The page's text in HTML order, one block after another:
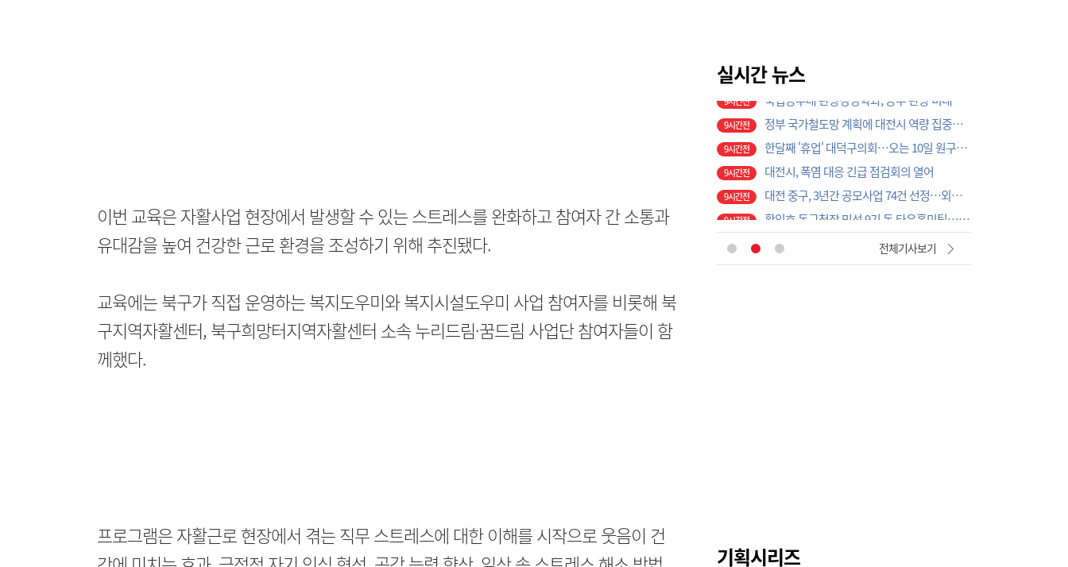
이번 교육은 자활사업 현장에서 발생할 수 있는 스트레스를 완화하고 참여자 간 소통과
유대감을 높여 건강한 근로 환경을 조성하기 위해 추진됐다.
교육에는 북구가 직접 운영하는 복지도우미와 복지시설도우미 사업 참여자를 비롯해 북
구지역자활센터, 북구희망터지역자활센터 소속 누리드림·꿈드림 사업단 참여자들이 함
께했다.
프로그램은 자활근로 현장에서 겪는 직무 스트레스에 대한 이해를 시작으로 웃음이 건
실시간 뉴스
9시간전
대전시, 폭염 대응 긴급 점검회의 열어
3시간전 [아침을 여는 명언 캘리] 2026년 8월7일 금요일
9시간전
전체기사보기
기획시리즈